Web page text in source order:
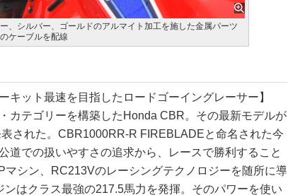
、シルバー、ゴールドのアルマイト加工を施した金属パーツ
ケーブルを配線
キット最速を目指したロードゴーイングレーサー】
カテゴリーを構築したHonda CBR。その最新モデルが
された。CBR1000RR-R FIREBLADEと命名された今
道での扱いやすさの追求から、レースで勝利すること
マシン、RC213Vのレーシングテクノロジーを随所に導
ンはクラス最強の217.5馬力を発揮。そのパワーを使い